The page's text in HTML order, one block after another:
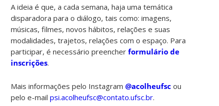
A ideia é que, a cada semana, haja uma temática
disparadora para o diálogo, tais como: imagens,
músicas, filmes, novos hábitos, relações e suas
modalidades, trajetos, relações com o espaço. Para
participar, é necessário preencherformulário de
inscrições.
Mais informações pelo Instagram@acolheufsc ou
pelo e-mailpsi.acolheufsc@contato.ufsc.br.